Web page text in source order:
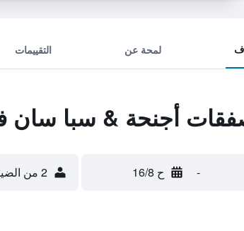
لمحة عن التقييمات
أجنحة & سبا سان
- ح 16/8 2 من الضيوف، غرفة واحدة